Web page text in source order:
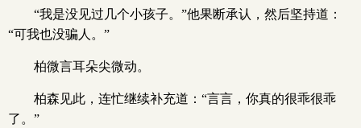
“我是没见过几个小孩子。”他果断承认，然后坚持道：
“可我也没骗人。”
柏微言耳朵尖微动。
柏森见此，连忙继续补充道：“言言，你真的很乖很乖
了。”